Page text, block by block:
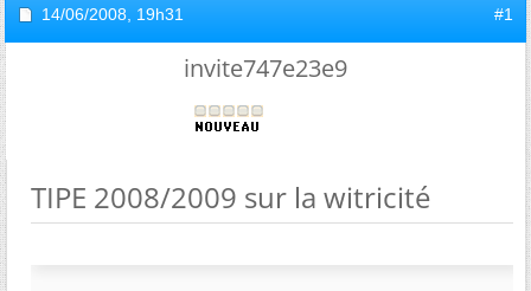
14/06/2008, 19h31 #1
invite747e23e9
TIPE 2008/2009 sur la witricité